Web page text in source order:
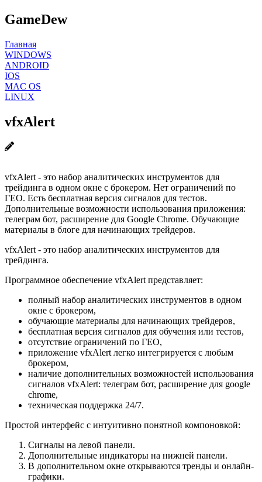
GameDew
Главная
WINDOWS
ANDROID
IOS
MAC OS
LINUX
vfxAlert
vfxAlert - это набор аналитических инструментов для
трейдинга в одном окне с брокером. Нет ограничений по
ГЕО. Есть бесплатная версия сигналов для тестов.
Дополнительные возможности использования приложения:
телеграм бот, расширение для Google Chrome. Обучающие
материалы в блоге для начинающих трейдеров.
vfxAlert - это набор аналитических инструментов для
трейдинга.
Программное обеспечение vfxAlert представляет:
полный набор аналитических инструментов в одном
окне с брокером,
обучающие материалы для начинающих трейдеров,
бесплатная версия сигналов для обучения или тестов,
отсутствие ограничений по ГЕО,
приложение vfxAlert легко интегрируется с любым
брокером,
наличие дополнительных возможностей использования
сигналов vfxAlert: телеграм бот, расширение для google
chrome,
техническая поддержка 24/7.
Простой интерфейс с интуитивно понятной компоновкой:
Сигналы на левой панели.
Дополнительные индикаторы на нижней панели.
В дополнительном окне открываются тренды и онлайн-
графики.